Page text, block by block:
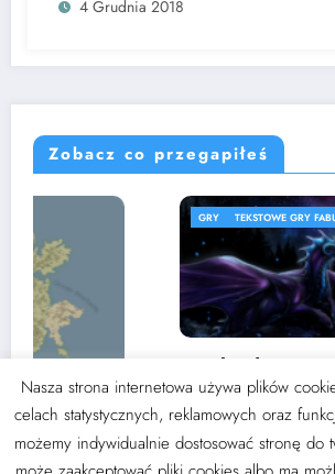
4 Grudnia 2018
Zobacz co przegapiłeś
TEKSTOWE GRY FABULARNE
Outland PBF
3 września 2024 Thoran
Nasza strona internetowa używa plików
celach statystycznych, reklamowych oraz
możemy indywidualnie dostosować stronę do